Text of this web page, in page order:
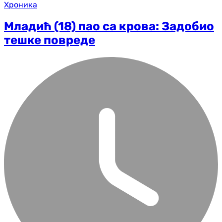
Хроника
Младић (18) пао са крова: Задобио
тешке повреде